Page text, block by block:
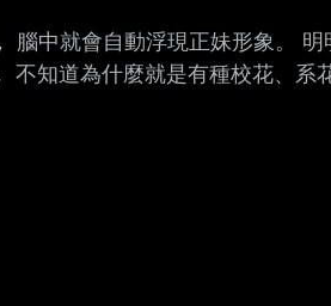
腦中就會自動浮現正妹形象。 明
知道為什麼就是有種校花、系
比較像公司人資或會計主管 大
字， 是鄉民公認自帶顏值 Buff